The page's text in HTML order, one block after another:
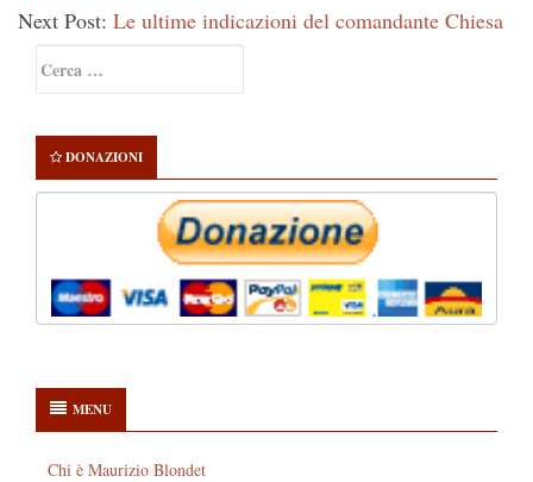
Next Post: Le ultime indicazioni del comandante Chiesa
Sidebar
per:
DONAZIONI
MENU
Chi è Maurizio Blondet